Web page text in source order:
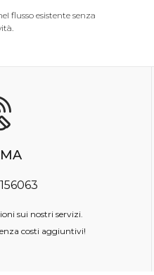
flusso esistente senza
sui nostri servizi.
costi aggiuntivi!